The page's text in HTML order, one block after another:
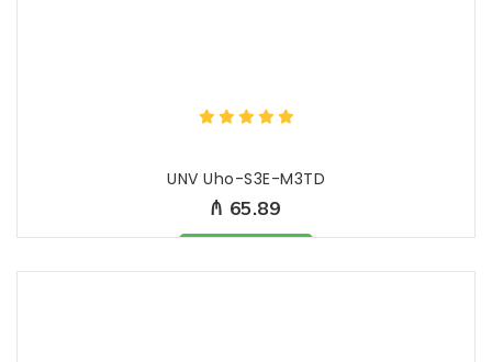
UNV Uho-S3E-M3TD
₼ 65.89
Məhsul mövcüddur